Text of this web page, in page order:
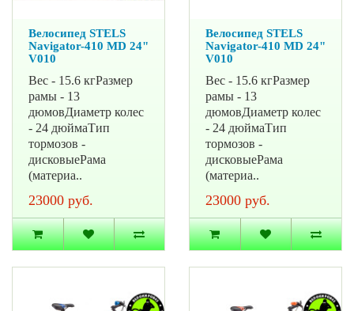
Велосипед STELS
Navigator-410 MD 24"
V010
Вес - 15.6 кгРазмер
рамы - 13
дюмовДиаметр колес
- 24 дюймаТип
тормозов -
дисковыеРама
(материа..
23000 руб.
Велосипед STELS
Navigator-410 MD 24"
V010
Вес - 15.6 кгРазмер
рамы - 13
дюмовДиаметр колес
- 24 дюймаТип
тормозов -
дисковыеРама
(материа..
23000 руб.